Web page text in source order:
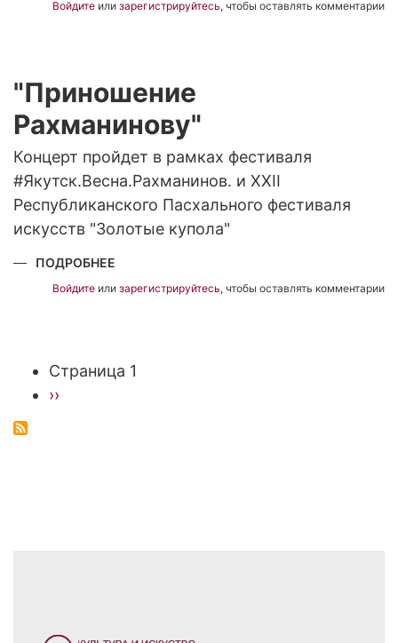
БОЛЬШИХ"
Войдите или зарегистрируйтесь, чтобы оставлять комментарии
"Приношение
Рахманинову"
Концерт пройдет в рамках фестиваля
#Якутск.Весна.Рахманинов. и XXII
Республиканского Пасхального фестиваля
искусств "Золотые купола"
ПОДРОБНЕЕ
РАХМАНИНОВУ"
Войдите или зарегистрируйтесь, чтобы оставлять комментарии
Нумерация
страниц
Страница 1
Следующая
››